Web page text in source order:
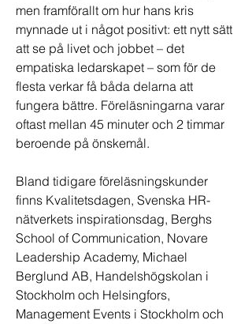
men framförallt om hur hans kris
mynnade ut i något positivt: ett nytt sätt
att se på livet och jobbet – det
empatiska ledarskapet – som för de
flesta verkar få båda delarna att
fungera bättre. Föreläsningarna varar
oftast mellan 45 minuter och 2 timmar
beroende på önskemål.
Bland tidigare föreläsningskunder
finns Kvalitetsdagen, Svenska HR-
nätverkets inspirationsdag, Berghs
School of Communication, Novare
Leadership Academy, Michael
Berglund AB, Handelshögskolan i
Stockholm och Helsingfors,
Management Events i Stockholm och